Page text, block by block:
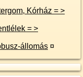
Kórház = >
autóbusz-állomás ¤